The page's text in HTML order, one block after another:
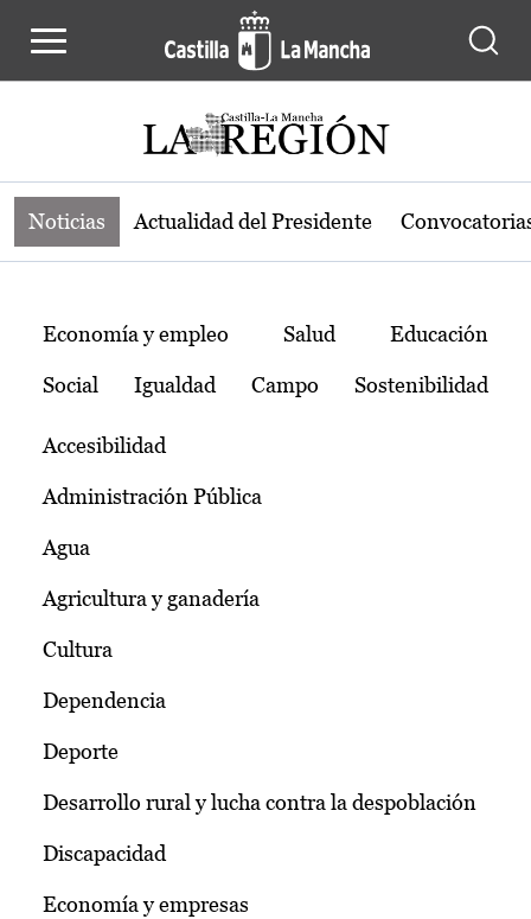
Noticias de la región de Castilla-La
Noticias Actualidad del Presidente
Temas
Economía y empleo Salud Educación
Social Igualdad Campo Sostenibilidad
Accesibilidad
Administración Pública
Agua
Agricultura y ganadería
Cultura
Dependencia
Deporte
Desarrollo rural y lucha contra la despoblación
Discapacidad
Economía y empresas